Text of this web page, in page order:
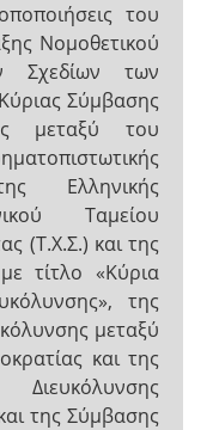
του
Νοµοθετικού
Σχεδίων των
Σύµβασης
µεταξύ του
Ελληνικής
Ταµείου
(Τ.Χ.Σ.) και της
τίτλο «Κύρια
της
µεταξύ
και της
της Σύµβασης